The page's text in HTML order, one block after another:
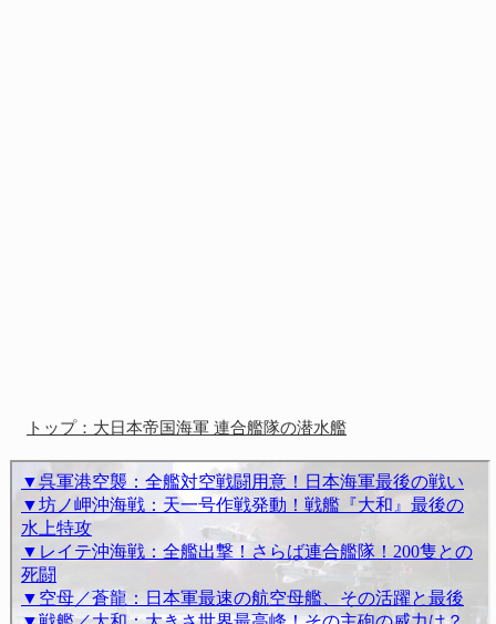
トップ：大日本帝国海軍 連合艦隊の潜水艦